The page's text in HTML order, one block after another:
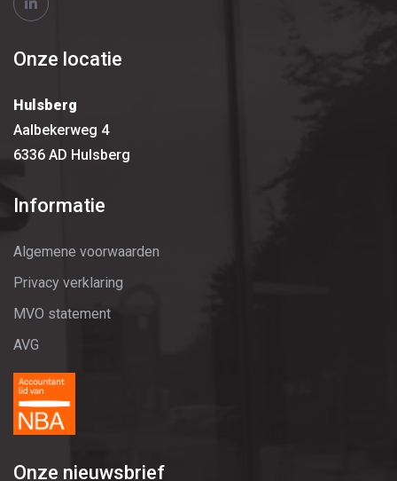
Onze locatie
Hulsberg
Aalbekerweg 4
6336 AD Hulsberg
Informatie
Algemene voorwaarden
Privacy verklaring
MVO statement
AVG
Onze nieuwsbrief